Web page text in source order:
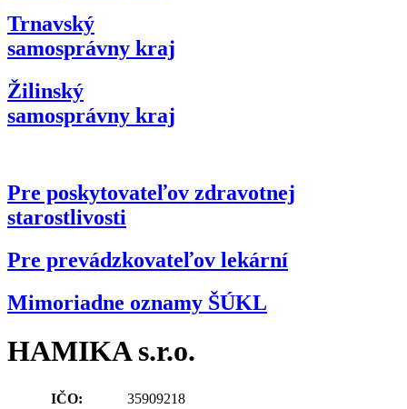
Trnavský
samosprávny kraj
Žilinský
samosprávny kraj
Pre poskytovateľov zdravotnej
starostlivosti
Pre prevádzkovateľov lekární
Mimoriadne oznamy ŠÚKL
HAMIKA s.r.o.
IČO:
35909218